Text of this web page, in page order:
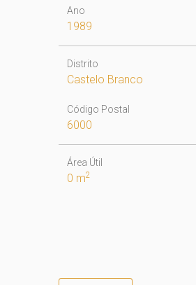
Ano
1989
Distrito
Castelo Branco
Código Postal
6000
Área Útil
0 m2